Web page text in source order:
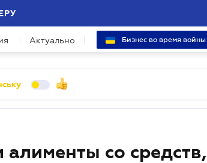
Актуально Бизнес во время войны
со средств,